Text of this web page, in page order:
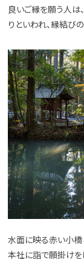
良いご縁を願う人は
りといわれ、縁結び
水面に映る赤い小橋
本社に詣で願掛けを